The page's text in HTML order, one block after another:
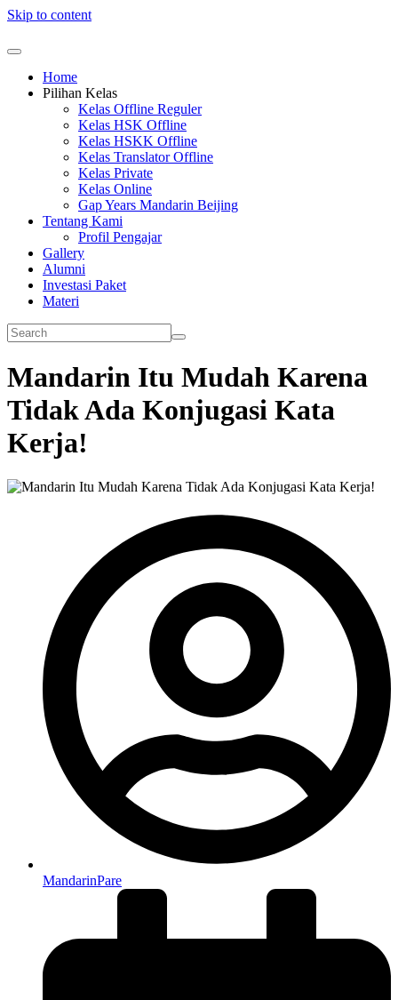
Skip to content
Home
Pilihan Kelas
Kelas Offline Reguler
Kelas HSK Offline
Kelas HSKK Offline
Kelas Translator Offline
Kelas Private
Kelas Online
Gap Years Mandarin Beijing
Tentang Kami
Profil Pengajar
Gallery
Alumni
Investasi Paket
Materi
Mandarin Itu Mudah Karena
Tidak Ada Konjugasi Kata
Kerja!
MandarinPare